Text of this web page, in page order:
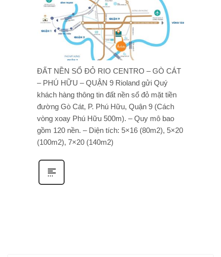
ĐẤT NỀN SỔ ĐỎ RIO CENTRO – GÒ CÁT
– PHÚ HỮU – QUẬN 9 Rioland gửi Quý
khách hàng thông tin đất nền sổ đỏ mặt tiền
đường Gò Cát, P. Phú Hữu, Quận 9 (Cách
vòng xoay Phú Hữu 500m). – Quy mô bao
gồm 120 nền. – Diện tích: 5×16 (80m2), 5×20
(100m2), 7×20 (140m2)